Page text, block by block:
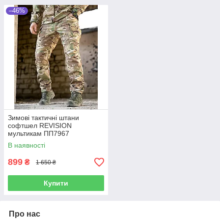
–46%
Зимові тактичні штани
софтшел REVISION
мультикам ПП7967
В наявності
899 ₴ 1 650 ₴
Купити
Про нас